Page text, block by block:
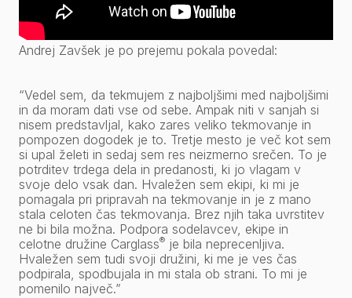
Andrej Zavšek je po prejemu pokala povedal:
“Vedel sem, da tekmujem z najboljšimi med najboljšimi
in da moram dati vse od sebe. Ampak niti v sanjah si
nisem predstavljal, kako zares veliko tekmovanje in
pompozen dogodek je to. Tretje mesto je več kot sem
si upal želeti in sedaj sem res neizmerno srečen. To je
potrditev trdega dela in predanosti, ki jo vlagam v
svoje delo vsak dan. Hvaležen sem ekipi, ki mi je
pomagala pri pripravah na tekmovanje in je z mano
stala celoten čas tekmovanja. Brez njih taka uvrstitev
ne bi bila možna. Podpora sodelavcev, ekipe in
celotne družine Carglass® je bila neprecenljiva.
Hvaležen sem tudi svoji družini, ki me je ves čas
podpirala, spodbujala in mi stala ob strani. To mi je
pomenilo največ.”